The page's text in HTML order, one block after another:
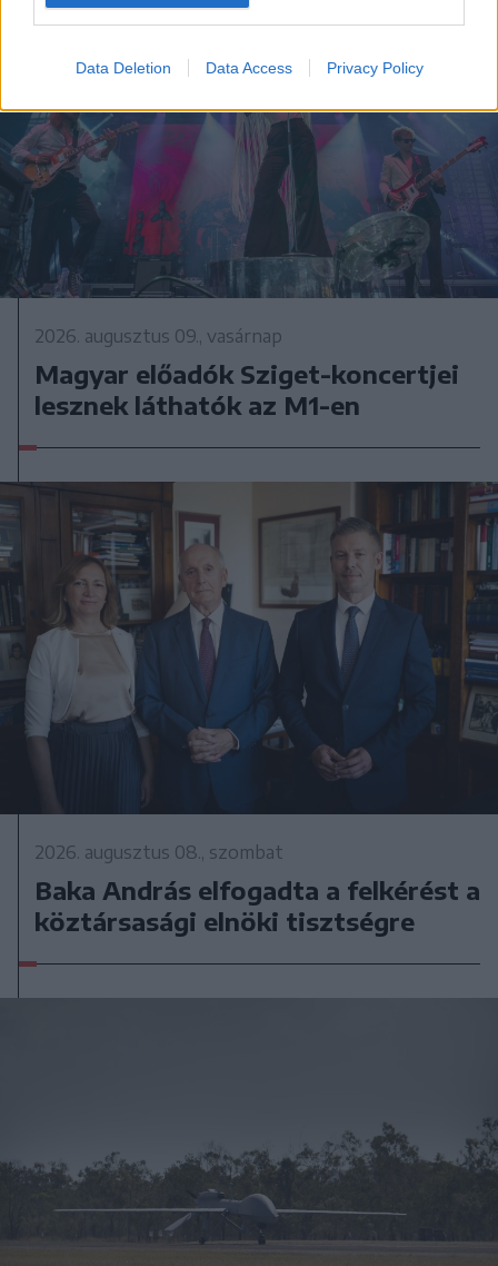
Data Deletion Data Access Privacy Policy
2026. augusztus 09., vasárnap
Magyar előadók Sziget-koncertjei
lesznek láthatók az M1-en
2026. augusztus 08., szombat
Baka András elfogadta a felkérést a
köztársasági elnöki tisztségre